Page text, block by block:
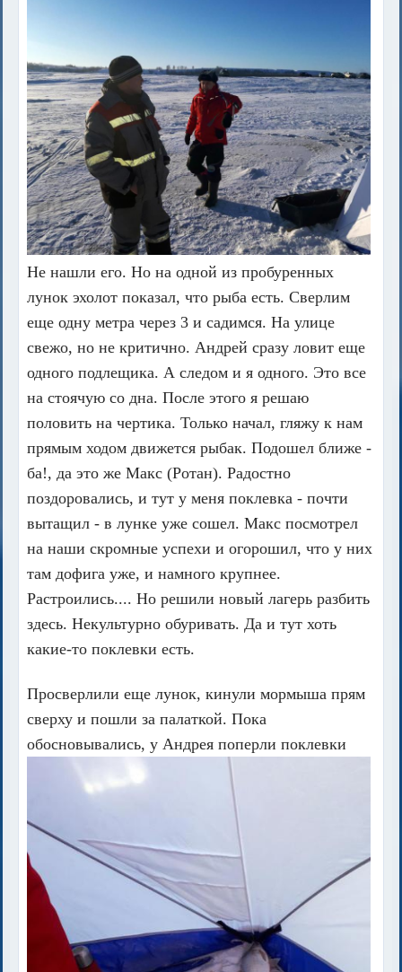
Не нашли его. Но на одной из пробуренных
лунок эхолот показал, что рыба есть. Сверлим
еще одну метра через 3 и садимся. На улице
свежо, но не критично. Андрей сразу ловит еще
одного подлещика. А следом и я одного. Это все
на стоячую со дна. После этого я решаю
половить на чертика. Только начал, гляжу к нам
прямым ходом движется рыбак. Подошел ближе -
ба!, да это же Макс (Ротан). Радостно
поздоровались, и тут у меня поклевка - почти
вытащил - в лунке уже сошел. Макс посмотрел
на наши скромные успехи и огорошил, что у них
там дофига уже, и намного крупнее.
Растроились.... Но решили новый лагерь разбить
здесь. Некультурно обуривать. Да и тут хоть
какие-то поклевки есть.
Просверлили еще лунок, кинули мормыша прям
сверху и пошли за палаткой. Пока
обосновывались, у Андрея поперли поклевки